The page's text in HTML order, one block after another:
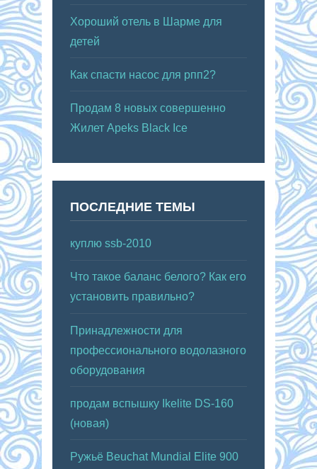
Хороший отель в Шарме для
детей
Как спасти насос для рпп2?
Продам 8 новых совершенно
Жилет Apeks Black Ice
ПОСЛЕДНИЕ ТЕМЫ
куплю ssb-2010
Что такое баланс белого? Как его
установить правильно?
Принадлежности для
профессионального водолазного
оборудования
продам вспышку Ikelite DS-160
(новая)
Ружьё Beuchat Mundial Elite 900